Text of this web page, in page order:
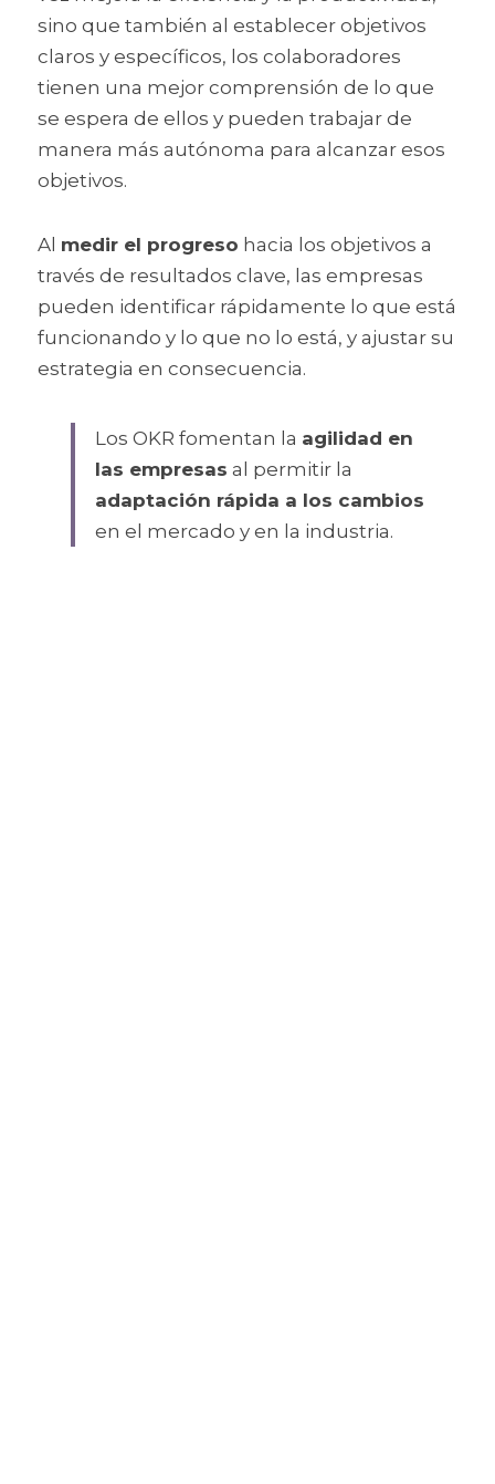
sino que también al establecer objetivos
claros y específicos, los colaboradores
tienen una mejor comprensión de lo que
se espera de ellos y pueden trabajar de
manera más autónoma para alcanzar esos
objetivos.
Al medir el progreso hacia los objetivos a
través de resultados clave, las empresas
pueden identificar rápidamente lo que está
funcionando y lo que no lo está, y ajustar su
estrategia en consecuencia.
Los OKR fomentan la agilidad en
las empresas
adaptación rápida a los cambios
en el mercado y en la industria.